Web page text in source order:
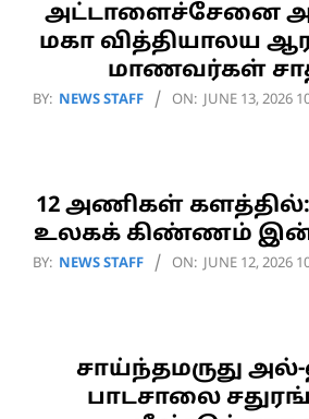
அட்டாளைச்சேனை
மகா வித்தியாலய
மாணவர்கள்
2026-
BY: NEWS STAFF ON: JUNE 13, 2026
12 அணிகள் களத்தில்:
உலகக் கிண்ணம்
2026-
BY: NEWS STAFF ON: JUNE 12, 2026
சாய்ந்தமருது
பாடசாலை